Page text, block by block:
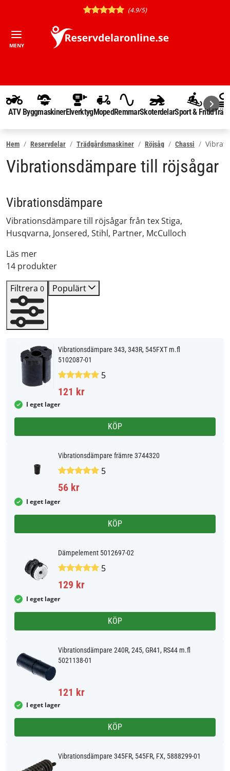
(4.9/5)
MENY
ATV ByggmaskinerElverktygMopedRemmarSkoterdelarSport & Fritid
Hem Reservdelar Trädgårdsmaskiner Röjsåg Chassi
Vibrationsdämpare till röjsågar
Vibrationsdämpare
Vibrationsdämpare till röjsågar från tex Stiga,
Husqvarna, Jonsered, Stihl, Partner, McCulloch
Läs mer
14 produkter
Filtrera 0 Populärt
Vibrationsdämpare 343, 343R, 545FXT m.fl
5102087-01
5
121 kr
I eget lager
KÖP
Vibrationsdämpare främre 3744320
5
56 kr
I eget lager
KÖP
Dämpelement 5012697-02
5
129 kr
I eget lager
KÖP
Vibrationsdämpare 240R, 245, GR41, RS44 m.fl
5021138-01
121 kr
I eget lager
KÖP
Vibrationsdämpare 345FR, 545FR, FX, 5888299-01